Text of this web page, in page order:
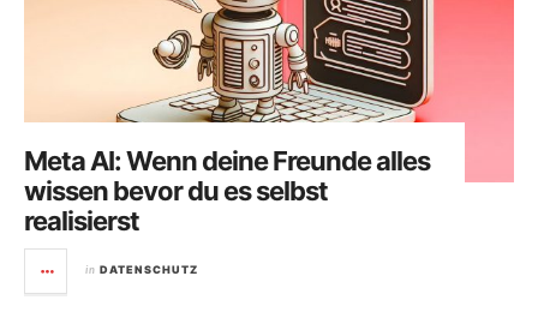
Meta AI: Wenn deine Freunde alles
wissen bevor du es selbst
realisierst
in DATENSCHUTZ